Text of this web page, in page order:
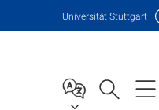
Universität Stuttgart